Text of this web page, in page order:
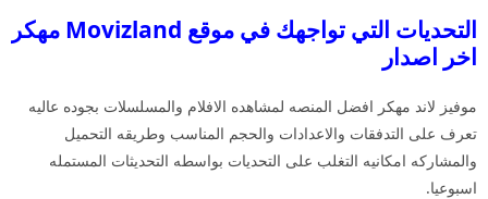
التحديات التي تواجهك في موقع Movizland مهكر
اخر اصدار
موفيز لاند مهكر افضل المنصه لمشاهده الافلام والمسلسلات بجوده عاليه
تعرف على التدفقات والاعدادات والحجم المناسب وطريقه التحميل
والمشاركه امكانيه التغلب على التحديات بواسطه التحديثات المستمله
اسبوعيا.